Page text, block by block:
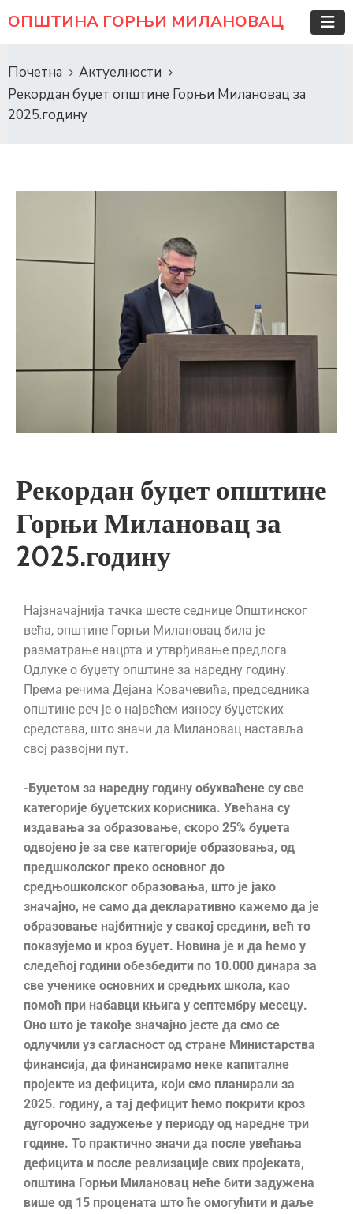
ОПШТИНА ГОРЊИ МИЛАНОВАЦ
Почетна
Актуелности
Рекордан буџет општине Горњи Милановац за
2025.годину
Рекордан буџет општине
Горњи Милановац за
2025.годину
Најзначајнија тачка шесте седнице Општинског
већа, општине Горњи Милановац била је
разматрање нацрта и утврђивање предлога
Одлуке о буџету општине за наредну годину.
Према речима Дејана Ковачевића, председника
општине реч је о највећем износу буџетских
средстава, што значи да Милановац наставља
свој развојни пут.
-Буџетом за наредну годину обухваћене су све
категорије буџетских корисника. Увећана су
издавања за образовање, скоро 25% буџета
одвојено је за све категорије образовања, од
предшколског преко основног до
средњошколског образовања, што је јако
значајно, не само да декларативно кажемо да је
образовање најбитније у свакој средини, већ то
показујемо и кроз буџет. Новина је и да ћемо у
следећој години обезбедити по 10.000 динара за
све ученике основних и средњих школа, као
помоћ при набавци књига у септембру месецу.
Оно што је такође значајно јесте да смо се
одлучили уз сагласност од стране Министарства
финансија, да финансирамо неке капиталне
пројекте из дефицита, који смо планирали за
2025. годину, а тај дефицит ћемо покрити кроз
дугорочно задужење у периоду од наредне три
године. То практично значи да после увећања
дефицита и после реализације свих пројеката,
општина Горњи Милановац неће бити задужена
више од 15 процената што ће омогућити и даље